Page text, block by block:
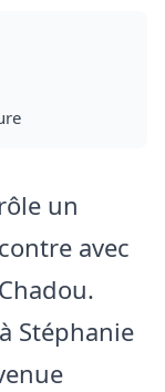
un
avec
Stéphanie